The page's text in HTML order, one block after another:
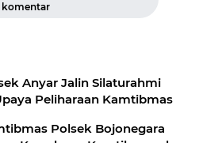
komentar
Anyar Jalin Silaturahmi
Peliharaan Kamtibmas
Polsek Bojonegara